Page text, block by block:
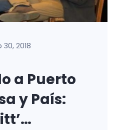
2018
a Puerto
y País: